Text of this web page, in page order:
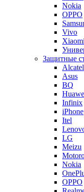
Nokia
OPPO
Vivo
Xiaomi
Защитные
Alcatel
Asus
BQ
Infinix
iPhone
Itel
LG
Meizu
Nokia
OPPO